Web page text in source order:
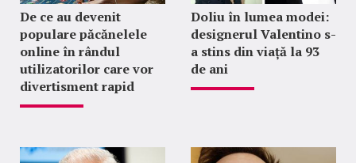
De ce au devenit
populare păcănelele
online în rândul
utilizatorilor care vor
divertisment rapid
Doliu în lumea modei:
designerul Valentino s-
a stins din viață la 93
de ani